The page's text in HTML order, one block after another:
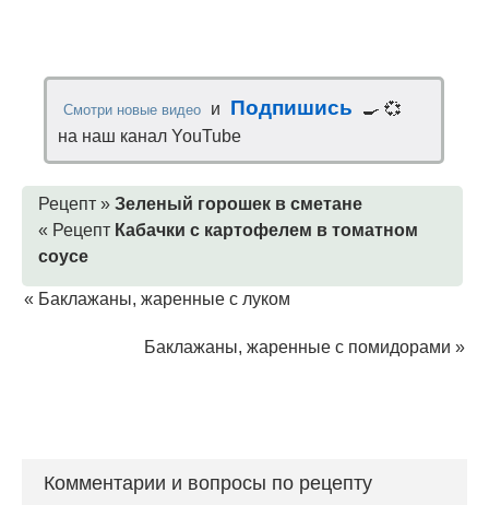
Смотри новые видео и Подпишись
🍳 💞
на наш канал YouTube
Рецепт » Зеленый горошек в сметане
« Рецепт Кабачки с картофелем в томатном
соусе
« Баклажаны, жаренные с луком
Баклажаны, жаренные с помидорами »
Комментарии и вопросы по рецепту